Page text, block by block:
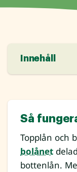
Innehåll
Så
Topplån och
bolånet
bottenlån.